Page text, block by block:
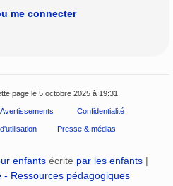
me connecter
page le 5 octobre 2025 à 19:31.
Avertissements Confidentialité
Presse & médias
enfants écrite par les enfants |
- Ressources pédagogiques